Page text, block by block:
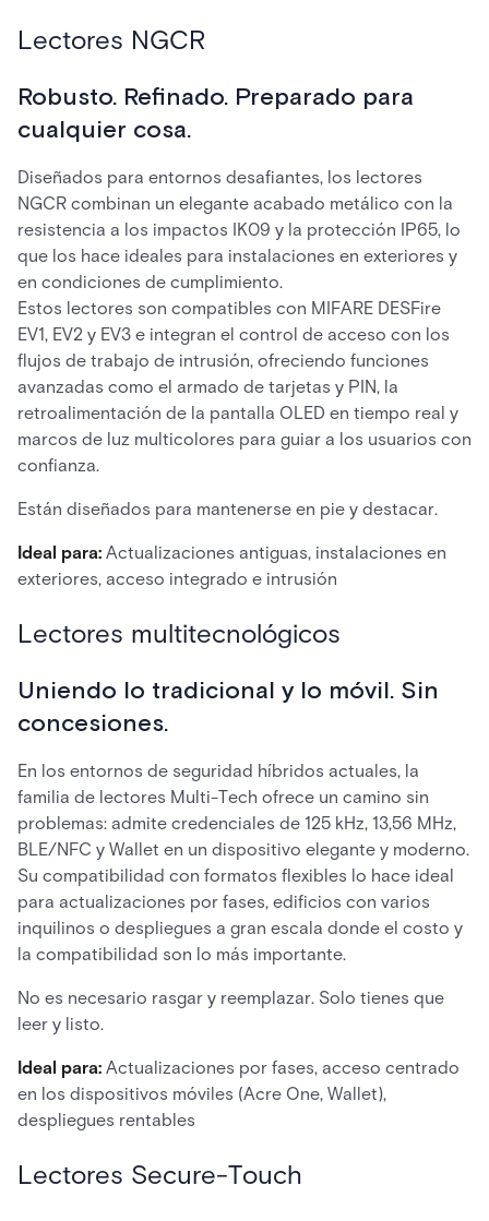
Lectores NGCR
Robusto. Refinado. Preparado para
cualquier cosa.
Diseñados para entornos desafiantes, los lectores
NGCR combinan un elegante acabado metálico con la
resistencia a los impactos IK09 y la protección IP65, lo
que los hace ideales para instalaciones en exteriores y
en condiciones de cumplimiento.
Estos lectores son compatibles con MIFARE DESFire
EV1, EV2 y EV3 e integran el control de acceso con los
flujos de trabajo de intrusión, ofreciendo funciones
avanzadas como el armado de tarjetas y PIN, la
retroalimentación de la pantalla OLED en tiempo real y
marcos de luz multicolores para guiar a los usuarios con
confianza.
Están diseñados para mantenerse en pie y destacar.
Ideal para: Actualizaciones antiguas, instalaciones en
exteriores, acceso integrado e intrusión
Lectores multitecnológicos
Uniendo lo tradicional y lo móvil. Sin
concesiones.
En los entornos de seguridad híbridos actuales, la
familia de lectores Multi-Tech ofrece un camino sin
problemas: admite credenciales de 125 kHz, 13,56 MHz,
BLE/NFC y Wallet en un dispositivo elegante y moderno.
Su compatibilidad con formatos flexibles lo hace ideal
para actualizaciones por fases, edificios con varios
inquilinos o despliegues a gran escala donde el costo y
la compatibilidad son lo más importante.
No es necesario rasgar y reemplazar. Solo tienes que
leer y listo.
Ideal para: Actualizaciones por fases, acceso centrado
en los dispositivos móviles (Acre One, Wallet),
despliegues rentables
Lectores Secure-Touch